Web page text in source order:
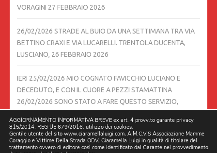
VORAGINI 27 FEBBRAIO 2026
26/02/2026 STRADE AL BUIO DA UNA SETTIMANA TRA VIA
BETTINO CRAXI E VIA LUCARELLI. TRENTOLA DUCENTA,
LUSCIANO, 26 FEBBRAIO 2026
IERI 25/02/2026 MIO COGNATO FAVICCHIO LUCIANO E
DECEDUTO, E CON IL CUORE A PEZZI STAMATTINA
26/02/2026 SONO STATO A FARE QUESTO SERVIZIO,
2026
DIRETTA 24/02/2026 ORE 21:30 SU FACEBOOK E ALTRI
AGGIORNAMENTO INFORMATIVA BREVE ex art. 4 provv.to garante privacy
815/2014, REG UE 679/2016. utilizzo dei cookies.
Gentile utente del sito www.ciaramellaluigi.com, A.M.C.V.S Associazione Mamme
Coraggio e Vittime Della Strada ODV, Ciaramella Luigi in qualità di titolare del
trattamento ovvero di editore così come identificato dal Garante nel provvedimento